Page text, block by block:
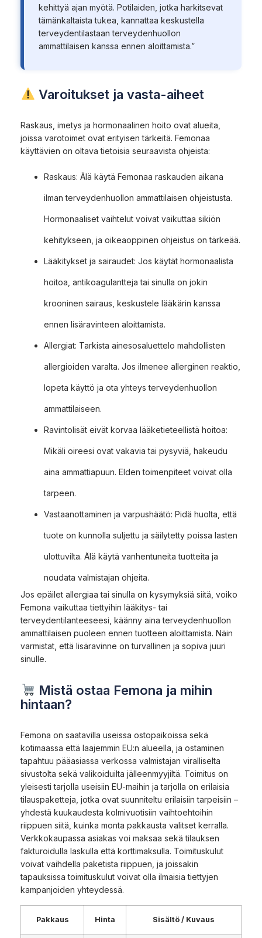
kehittyä ajan myötä. Potilaiden, jotka harkitsevat
tämänkaltaista tukea, kannattaa keskustella
terveydentilastaan terveydenhuollon
ammattilaisen kanssa ennen aloittamista.”
Varoitukset ja vasta-aiheet
Raskaus, imetys ja hormonaalinen hoito ovat alueita,
joissa varotoimet ovat erityisen tärkeitä. Femonaa
käyttävien on oltava tietoisia seuraavista ohjeista:
Raskaus: Älä käytä Femonaa raskauden aikana
ilman terveydenhuollon ammattilaisen ohjeistusta.
Hormonaaliset vaihtelut voivat vaikuttaa sikiön
kehitykseen, ja oikeaoppinen ohjeistus on tärkeää.
Lääkitykset ja sairaudet: Jos käytät hormonaalista
hoitoa, antikoagulantteja tai sinulla on jokin
krooninen sairaus, keskustele lääkärin kanssa
ennen lisäravinteen aloittamista.
Allergiat: Tarkista ainesosaluettelo mahdollisten
allergioiden varalta. Jos ilmenee allerginen reaktio,
lopeta käyttö ja ota yhteys terveydenhuollon
ammattilaiseen.
Ravintolisät eivät korvaa lääketieteellistä hoitoa:
Mikäli oireesi ovat vakavia tai pysyviä, hakeudu
aina ammattiapuun. Elden toimenpiteet voivat olla
tarpeen.
Vastaanottaminen ja varpushäätö: Pidä huolta, että
tuote on kunnolla suljettu ja säilytetty poissa lasten
ulottuvilta. Älä käytä vanhentuneita tuotteita ja
noudata valmistajan ohjeita.
Jos epäilet allergiaa tai sinulla on kysymyksiä siitä, voiko
Femona vaikuttaa tiettyihin lääkitys- tai
terveydentilanteeseesi, käänny aina terveydenhuollon
ammattilaisen puoleen ennen tuotteen aloittamista. Näin
varmistat, että lisäravinne on turvallinen ja sopiva juuri
sinulle.
Mistä ostaa Femona ja mihin
hintaan?
Femona on saatavilla useissa ostopaikoissa sekä
kotimaassa että laajemmin EU:n alueella, ja ostaminen
tapahtuu pääasiassa verkossa valmistajan viralliselta
sivustolta sekä valikoiduilta jälleenmyyjiltä. Toimitus on
yleisesti tarjolla useisiin EU-maihin ja tarjolla on erilaisia
tilauspaketteja, jotka ovat suunniteltu erilaisiin tarpeisiin –
yhdestä kuukaudesta kolmivuotisiin vaihtoehtoihin
riippuen siitä, kuinka monta pakkausta valitset kerralla.
Verkkokaupassa asiakas voi maksaa sekä tilauksen
fakturoidulla laskulla että korttimaksulla. Toimituskulut
voivat vaihdella paketista riippuen, ja joissakin
tapauksissa toimituskulut voivat olla ilmaisia tiettyjen
kampanjoiden yhteydessä.
Pakkaus Hinta Sisältö / Kuvaus